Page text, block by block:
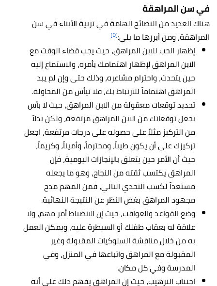
في سن المراهقة
هناك العديد من النصائح الهامة في تربية الأبناء في سن
المراهقة، ومن أبرزها ما يلي:[٥]
إظهار الحب للابن المراهق، حيث يجب قضاء الوقت مع
الابن المراهق لإظهار اهتمامك بأمره، والاستماع إليه
حين يتحدث، واحترام مشاعره، وذلك حتى وإن لم يبد
المراهق اهتماماً للارتباط بك، فلا تيأس من المحاولة.
تحديد توقعات معقولة من الابن المراهق، حيث لا بأس
بجعل توقعاتك من الابن المراهق مرتفعة، ولكن بدلاً
من التركيز مثلاً على حصوله على درجات مرتفعة، اجعل
تركيزك على أن يكون طيباً، ومحترماً، وأميناً، وكريماً،
حيث أن الأمر حين يتعلق بالإنجازات اليومية، فإن
المراهق يكتسب ثقته من النجاح، وهو ما يجعله
مستعداً لكسب التحدي التالي، فمن المهم مدح
مجهود المراهق بغض النظر عن النتيجة النهائية.
وضع القواعد والعواقب، حيث إن الانضباط أمر مهم، ولا
علاقة له بعقاب طفلك أو السيطرة عليه، ويمكن العمل
به من خلال مناقشة السلوكيات المقبولة وغير
المقبولة مع المراهق واتباعها في المنزل، وفي
المدرسة وفي كل مكان.
اجتناب الترهيب، حيث إن المراهق يفهم ذلك على أنه